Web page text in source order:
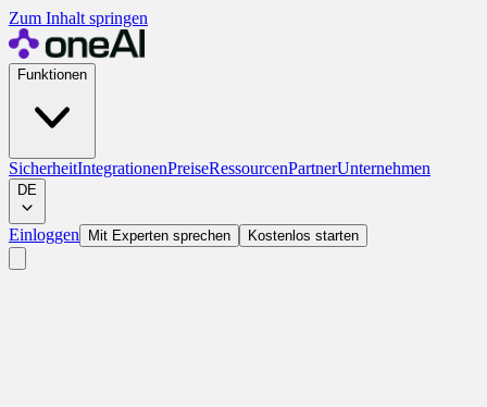
Zum Inhalt springen
Funktionen
SicherheitIntegrationenPreiseRessourcenPartnerUnternehmen
DE
Einloggen Mit Experten sprechen Kostenlos starten